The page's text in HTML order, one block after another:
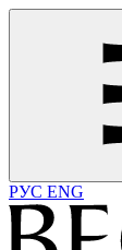
РУС ENG